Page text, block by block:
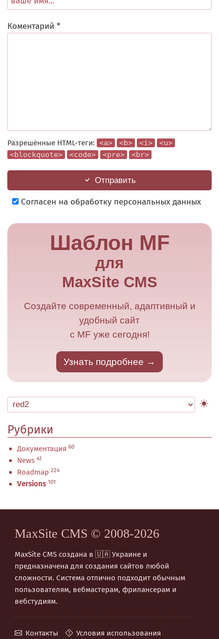
Коментарий *
Разрешённые HTML-теги: <a> <b> <i>
<u>
<blockquote>
<code> <pre> <br>
Отправить
Согласен на обработку персональных данных
Шаблон MF
для
MaxSite CMS
Создайте современный, адаптивный и
удобный сайт
с MF уже сегодня!
Узнать подробнее
Рубрики
Документация 60
News 41
Roadmap 224
Versions 101
MaxSite CMS © 2008-2026
MaxSite CMS создана в 🇺🇦 Украине и
предназначена для создания сайтов любой
сложности. Система отлично подходит обычным
пользователям, вебмастерам, фрилансерам и
вебстудиям.
Контакты Условия использования